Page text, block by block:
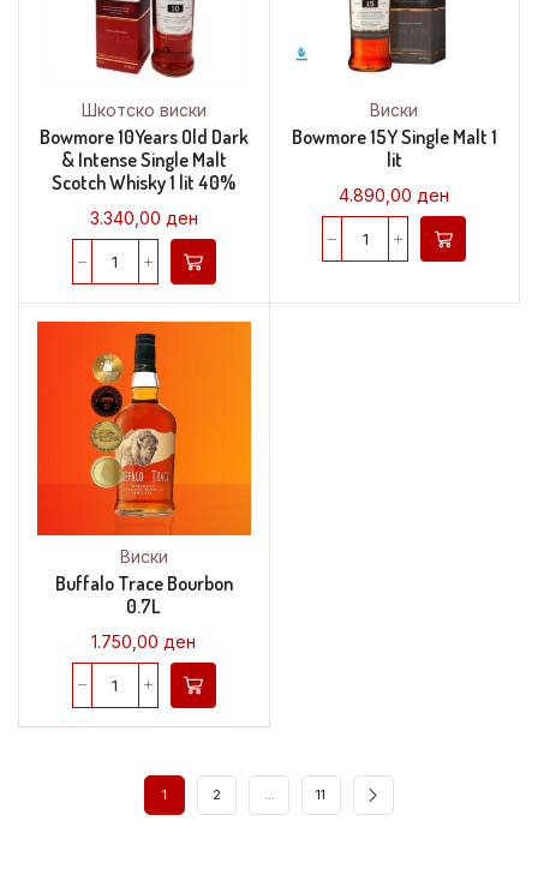
Шкотско виски
Bowmore 10Years Old Dark
& Intense Single Malt
Scotch Whisky 1 lit 40%
3.340,00 ден
Виски
Bowmore 15Y Single Malt 1
lit
4.890,00 ден
Виски
Buffalo Trace Bourbon
0.7L
1.750,00 ден
1 2 … 11